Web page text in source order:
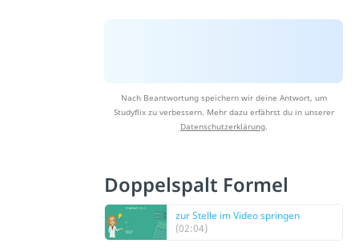
Nach Beantwortung speichern wir deine Antwort, um
Studyflix zu verbessern. Mehr dazu erfährst du in unserer
Datenschutzerklärung.
Doppelspalt Formel
zur Stelle im Video springen
(02:04)